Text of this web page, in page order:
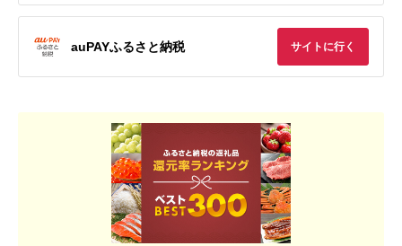
auPAYふるさと納税 サイトに行く